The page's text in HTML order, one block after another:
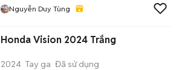
Nguyễn Duy Tùng
Honda Vision 2024 Trắng
2024 Tay ga Đã sử dụng